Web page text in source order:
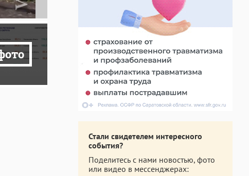
Стали свидетелем интересного
события?
Поделитесь с нами новостью, фото
или видео в мессенджерах: